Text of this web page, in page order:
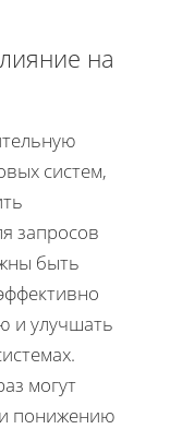
на
систем,
запросов
быть
и улучшать
могут
понижению